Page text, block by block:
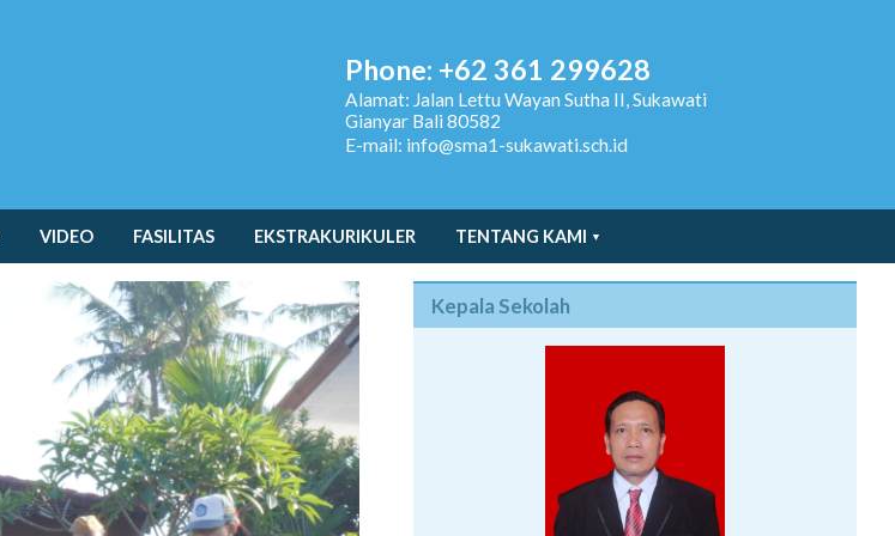
Phone: +62 361 299628
Alamat: Jalan Lettu Wayan Sutha II, Sukawati
Gianyar Bali 80582
E-mail: info@sma1-sukawati.sch.id
VIDEO FASILITAS EKSTRAKURIKULER TENTANG KAMI
Kepala Sekolah